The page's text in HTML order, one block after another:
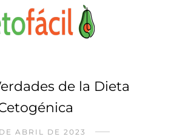
de la Dieta
ABRIL DE 2023